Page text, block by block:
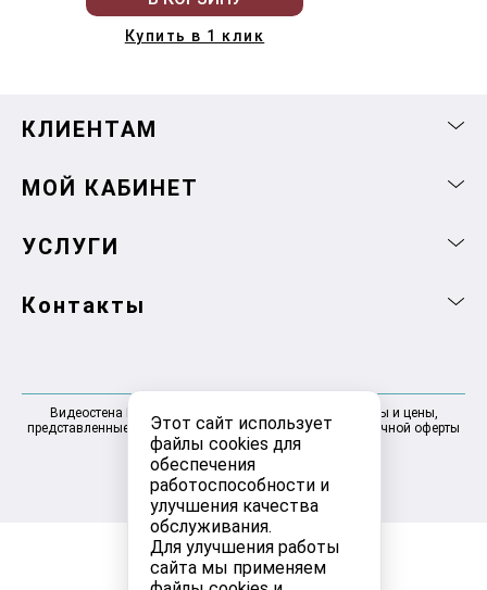
Этот сайт использует
файлы cookies для
обеспечения
работоспособности и
улучшения качества
обслуживания.
Для улучшения работы
сайта мы применяем
Купить в 1 клик
КЛИЕНТАМ
МОЙ КАБИНЕТ
УСЛУГИ
Контакты
Видеостена Москва 2025-2026 © Информация, товары и цены,
представленные на сайте, не являются договором публичной оферты